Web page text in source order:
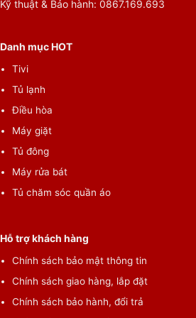
TÍNH NĂNG THÔNG SỐ KỸ THUẬT
Kỹ thuật & Bảo hành: 0867.169.693
Danh mục HOT
Tivi
Tủ lạnh
Điều hòa
Máy giặt
Tủ đông
Máy rửa bát
Tủ chăm sóc quần áo
Hỗ trợ khách hàng
Chính sách bảo mật thông tin
Chính sách giao hàng, lắp đặt
Chính sách bảo hành, đổi trả